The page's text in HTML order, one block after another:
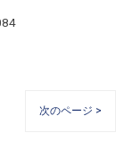
次のページ >